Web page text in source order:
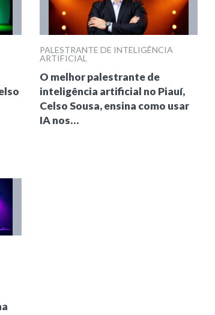
PALESTRANTE DE INTELIGÊNCIA
ARTIFICIAL
O melhor palestrante de
inteligência artificial no Piauí,
Celso Sousa, ensina como usar
IA nos…